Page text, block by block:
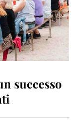
successo